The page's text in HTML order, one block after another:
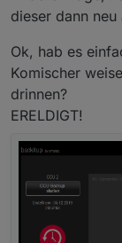
dieser dann neu
Ok, hab es
Komischer
drinnen?
ERELDIGT!